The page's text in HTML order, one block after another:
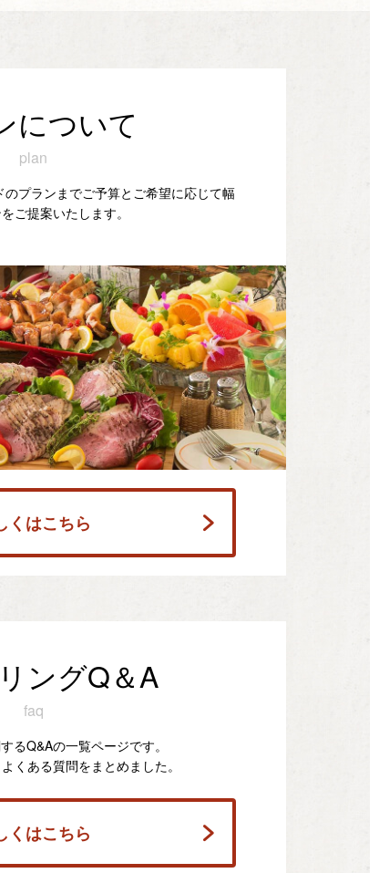
について
plan
プランまでご予算とご希望に応じて幅
ご提案いたします。
くはこちら
ングQ＆A
faq
るQ&Aの一覧ページです。
くある質問をまとめました。
くはこちら